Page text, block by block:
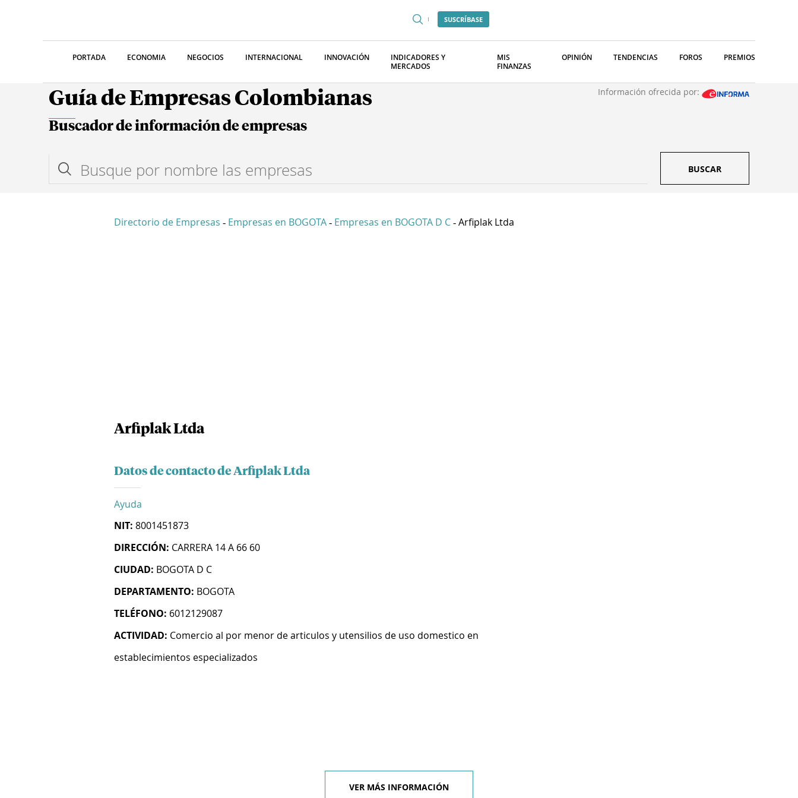
SUSCRÍBASE
PORTADA ECONOMIA NEGOCIOS INTERNACIONAL INNOVACIÓN
INDICADORES Y
MERCADOS
MIS
FINANZAS
OPINIÓN TENDENCIAS FOROS PREMIOS
Guía de Empresas Colombianas Información ofrecida por:
Buscador de información de empresas
BUSCAR
Directorio de Empresas - Empresas en BOGOTA - Empresas en BOGOTA D C - Arfiplak Ltda
Arfiplak Ltda
Datos de contacto de Arfiplak Ltda
Ayuda
NIT: 8001451873
DIRECCIÓN: CARRERA 14 A 66 60
CIUDAD: BOGOTA D C
DEPARTAMENTO: BOGOTA
TELÉFONO: 6012129087
ACTIVIDAD: Comercio al por menor de articulos y utensilios de uso domestico en
establecimientos especializados
VER MÁS INFORMACIÓN